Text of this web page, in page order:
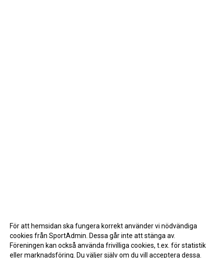
För att hemsidan ska fungera korrekt använder vi nödvändiga
cookies från SportAdmin. Dessa går inte att stänga av.
Föreningen kan också använda frivilliga cookies, t.ex. för statistik
eller marknadsföring. Du väljer själv om du vill acceptera dessa.